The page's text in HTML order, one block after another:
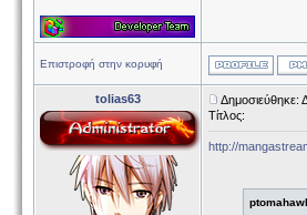
Επιστροφή στην κορυφή
tolias63
Δημοσιεύθηκε:
Τίτλος:
http://